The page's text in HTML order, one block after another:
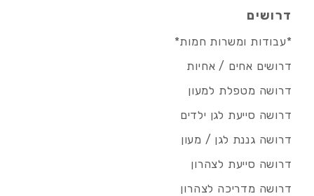
דרושים
*עבודות ומשרות חמות*
דרושים אחים / אחיות
דרושה מטפלת למעון
דרושה סייעת לגן ילדים
דרושה גננת לגן / מעון
דרושה סייעת לצהרון
דרושה מדריכה לצהרון